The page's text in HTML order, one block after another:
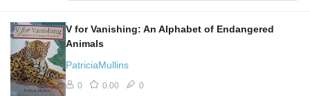
V for Vanishing: An Alphabet of Endangered
Animals
PatriciaMullins
0 0.00 0